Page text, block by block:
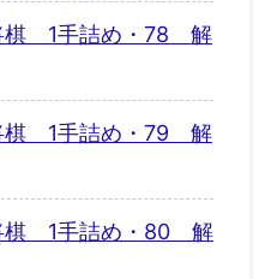
棋 1手詰め・78 解
棋 1手詰め・79 解
棋 1手詰め・80 解